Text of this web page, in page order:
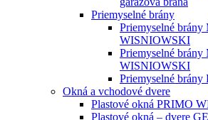
Priemyselné brány
Priemyselné brány
WISNIOWSKI
Priemyselné brány
WISNIOWSKI
Priemyselné brány
Okná a vchodové dvere
Plastové okná PRIMO
Plastové okná – dvere